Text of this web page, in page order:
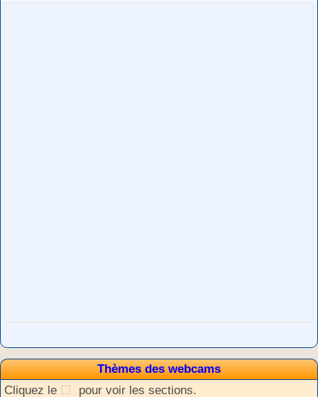
Thèmes des webcams
Cliquez le
pour voir les sections.